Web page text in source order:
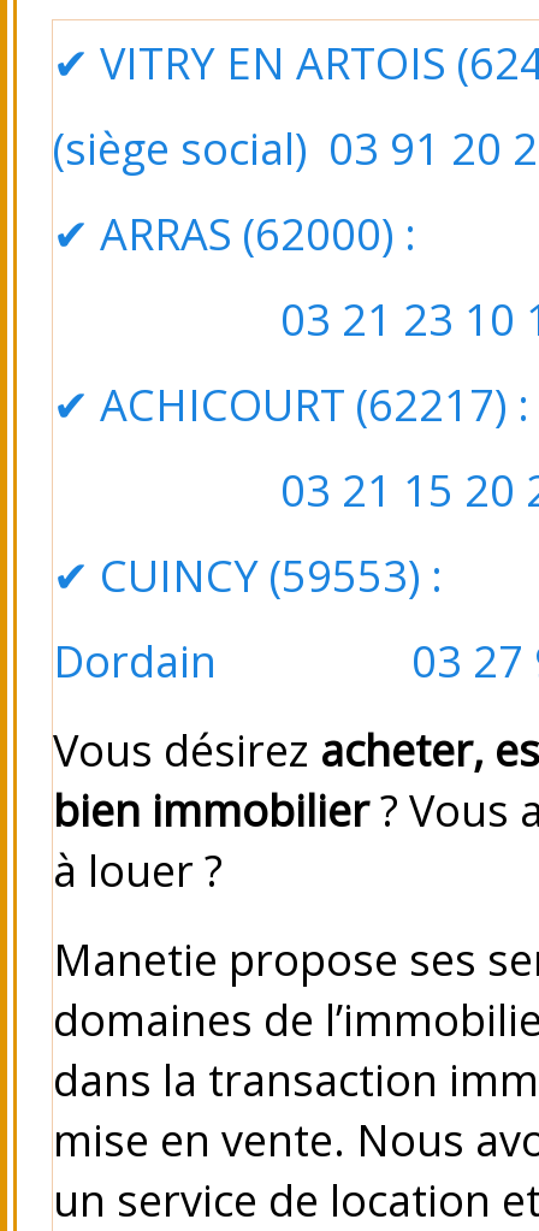
✔ VITRY EN ARTOIS
(siège social) 03 91 20
✔ ARRAS (62000) :
03 21 23 10
✔ ACHICOURT (62217)
03 21 15 20
✔ CUINCY (59553) :
Dordain 03 27
Vous désirez acheter,
bien immobilier? Vous
à louer ?
Manetie propose ses
domaines de
dans la transaction
mise en vente. Nous
un service de location